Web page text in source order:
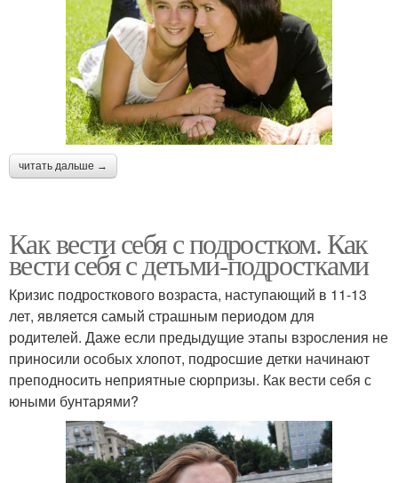
читать дальше →
Как вести себя с подростком. Как
вести себя с детьми-подростками
Кризис подросткового возраста, наступающий в 11-13
лет, является самый страшным периодом для
родителей. Даже если предыдущие этапы взросления не
приносили особых хлопот, подросшие детки начинают
преподносить неприятные сюрпризы. Как вести себя с
юными бунтарями?